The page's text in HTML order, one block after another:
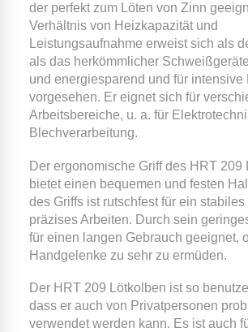
der perfekt zum Löten von Zinn
Verhältnis von Heizkapazität und
Leistungsaufnahme erweist sich als
als das herkömmlicher
und energiesparend und für intensive
vorgesehen. Er eignet sich für
Arbeitsbereiche, u. a. für
Blechverarbeitung.
Der ergonomische Griff des HRT 209
bietet einen bequemen und festen
des Griffs ist rutschfest für ein stabiles
präzises Arbeiten. Durch sein
für einen langen Gebrauch geeignet,
Handgelenke zu sehr zu ermüden.
Der HRT 209 Lötkolben ist so
dass er auch von Privatpersonen
verwendet werden kann. Es ist auch